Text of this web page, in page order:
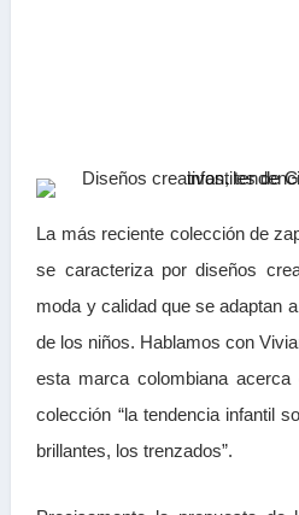
La más reciente colección de
se caracteriza por diseños
moda y calidad que se adaptan
de los niños. Hablamos con
esta marca colombiana
colección “la tendencia infantil
brillantes, los trenzados”.